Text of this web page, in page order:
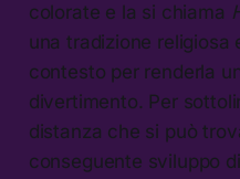
colorate e la si chiama
una tradizione religiosa
contesto per renderla
divertimento. Per
distanza che si può
conseguente sviluppo